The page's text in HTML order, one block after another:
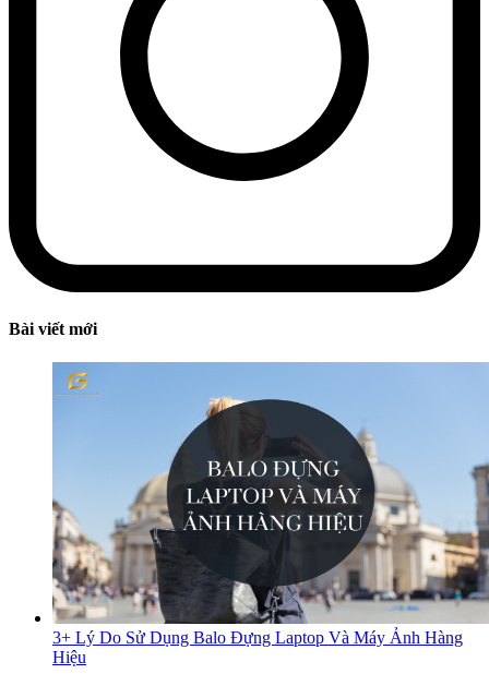
Bài viết mới
3+ Lý Do Sử Dụng Balo Đựng Laptop Và Máy Ảnh Hàng
Hiệu